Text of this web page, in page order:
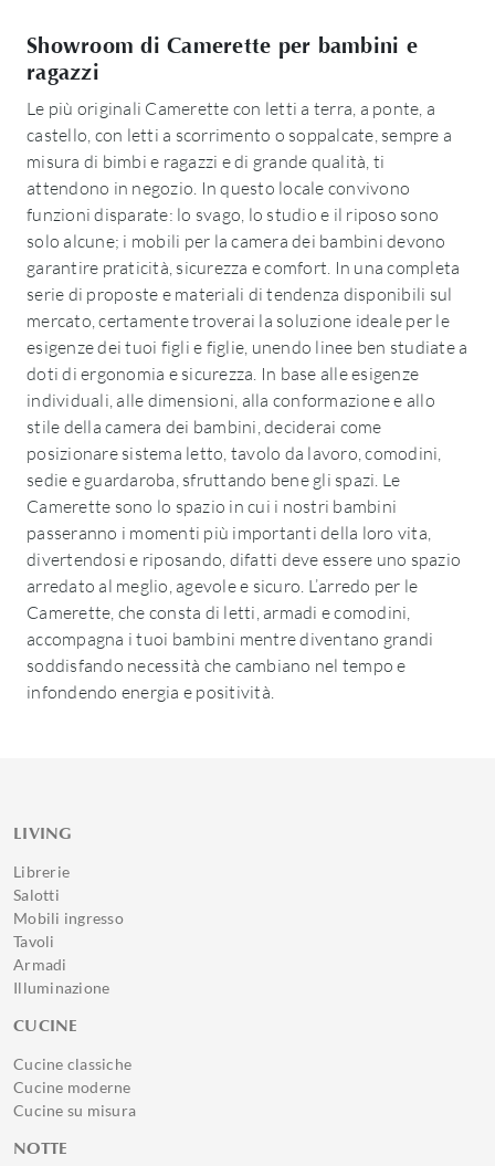
Showroom di Camerette per bambini e
ragazzi
Le più originali Camerette con letti a terra, a ponte, a
castello, con letti a scorrimento o soppalcate, sempre a
misura di bimbi e ragazzi e di grande qualità, ti
attendono in negozio. In questo locale convivono
funzioni disparate: lo svago, lo studio e il riposo sono
solo alcune; i mobili per la camera dei bambini devono
garantire praticità, sicurezza e comfort. In una completa
serie di proposte e materiali di tendenza disponibili sul
mercato, certamente troverai la soluzione ideale per le
esigenze dei tuoi figli e figlie, unendo linee ben studiate a
doti di ergonomia e sicurezza. In base alle esigenze
individuali, alle dimensioni, alla conformazione e allo
stile della camera dei bambini, deciderai come
posizionare sistema letto, tavolo da lavoro, comodini,
sedie e guardaroba, sfruttando bene gli spazi. Le
Camerette sono lo spazio in cui i nostri bambini
passeranno i momenti più importanti della loro vita,
divertendosi e riposando, difatti deve essere uno spazio
arredato al meglio, agevole e sicuro. L’arredo per le
Camerette, che consta di letti, armadi e comodini,
accompagna i tuoi bambini mentre diventano grandi
soddisfando necessità che cambiano nel tempo e
infondendo energia e positività.
LIVING
Librerie
Salotti
Mobili ingresso
Tavoli
Armadi
Illuminazione
CUCINE
Cucine classiche
Cucine moderne
Cucine su misura
NOTTE